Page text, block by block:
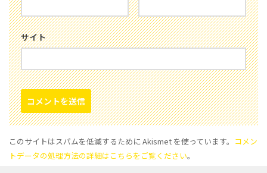
サイト
このサイトはスパムを低減するために Akismet を使っています。 コメン
トデータの処理方法の詳細はこちらをご覧ください。